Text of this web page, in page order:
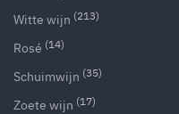
Witte wijn (213)
Rosé (14)
Schuimwijn (35)
Zoete wijn (17)